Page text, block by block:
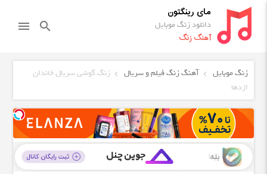
مای رینگتون
دانلود زنگ موبایل
آهنگ زنگ
search
menu
زنگ موبایل آهنگ زنگ فیلم و سریال
زنگ گوشی سریال خاندان
اژدها